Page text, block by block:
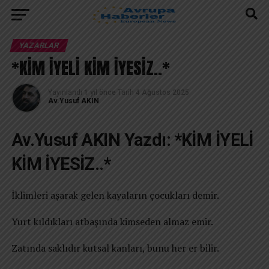
YAZARLAR
*KİM İYELİ KİM İYESİZ..*
Yayınlandı 1 yıl önce Tarih 4 Ağustos 2025
Av.Yusuf AKIN
Av.Yusuf AKIN Yazdı: *KİM İYELİ
KİM İYESİZ..*
İklimleri aşarak gelen kayaların çocukları demir.
Yurt kıldıkları atbaşında kimseden almaz emir.
Zatında saklıdır kutsal kanları, bunu her er bilir.